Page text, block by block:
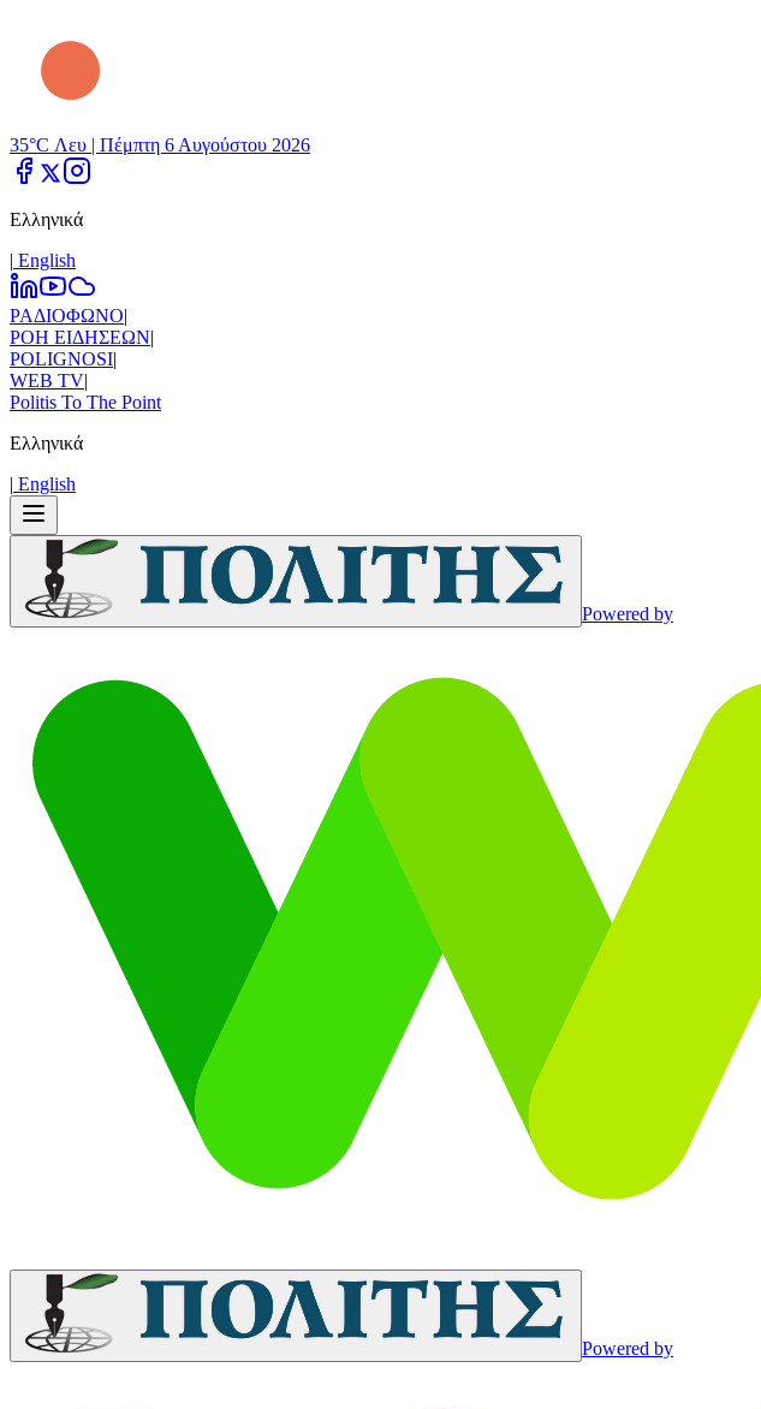
35°C Λευ | Πέμπτη 6 Αυγούστου 2026
Ελληνικά
| Εnglish
ΡΑΔΙΟΦΩΝΟ|
ΡΟΗ ΕΙΔΗΣΕΩΝ|
POLIGNOSI|
WEB TV|
Politis To The Point
Ελληνικά
| Εnglish
Powered by
Powered by